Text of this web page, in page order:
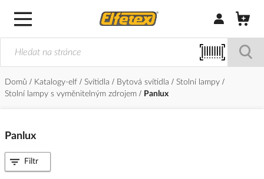
Přihlásit/
Domů Katalogy-elf Svítidla Bytová svítidla
Stolní lampy
Stolní lampy s vyměnitelným zdrojem
Panlux
Panlux
Filtr